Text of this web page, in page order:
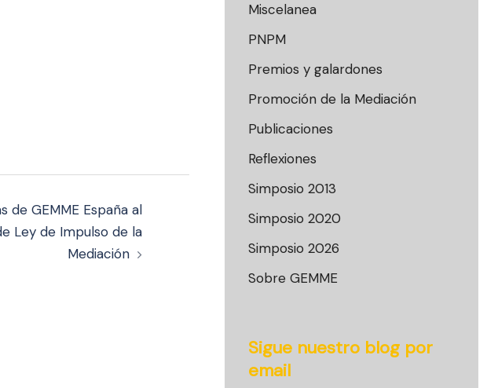
de GEMME España al
Ley de Impulso de la
Mediación
Miscelanea
PNPM
Premios y galardones
Promoción de la Mediación
Publicaciones
Reflexiones
Simposio 2013
Simposio 2020
Simposio 2026
Sobre GEMME
Sigue nuestro blog por
email